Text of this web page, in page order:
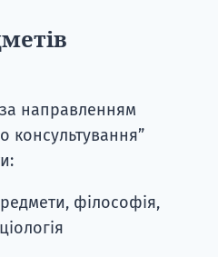
направленням
консультування”
філософія,